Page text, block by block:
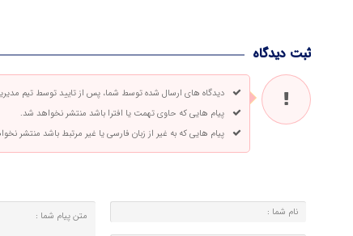
ثبت دیدگاه
دیدگاه های ارسال شده توسط شما، پس از تایید توسط تیم
پیام هایی که حاوی تهمت یا افترا باشد منتشر نخواهد شد.
پیام هایی که به غیر از زبان فارسی یا غیر مرتبط باشد منتشر